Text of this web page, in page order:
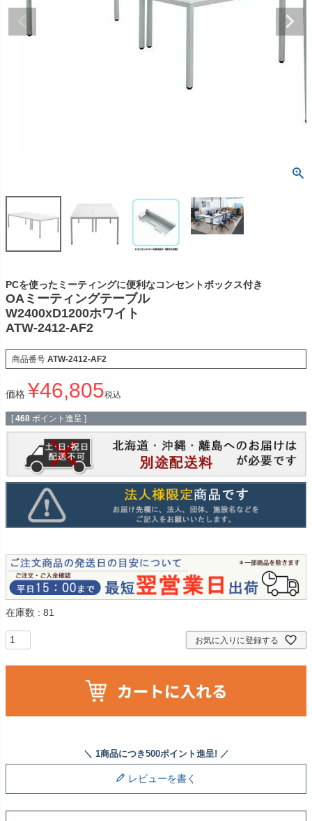
PCを使ったミーティングに便利なコンセントボックス付き
OAミーティングテーブル
W2400xD1200ホワイト
ATW-2412-AF2
商品番号 ATW-2412-AF2
価格 ¥46,805税込
[ 468 ポイント進呈 ]
在庫数 81
お気に入りに登録する
レビューを書く